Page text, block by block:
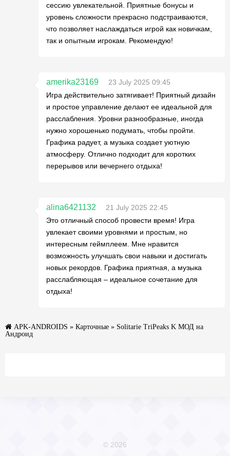
сессию увлекательной. Приятные бонусы и
уровень сложности прекрасно подстраиваются,
что позволяет наслаждаться игрой как новичкам,
так и опытным игрокам. Рекомендую!
amerika23169
23 July 2025 09:45
Игра действительно затягивает! Приятный дизайн
и простое управление делают ее идеальной для
расслабления. Уровни разнообразные, иногда
нужно хорошенько подумать, чтобы пройти.
Графика радует, а музыка создает уютную
атмосферу. Отлично подходит для коротких
перерывов или вечернего отдыха!
alina6421132
21 July 2025 22:45
Это отличный способ провести время! Игра
увлекает своими уровнями и простым, но
интересным геймплеем. Мне нравится
возможность улучшать свои навыки и достигать
новых рекордов. Графика приятная, а музыка
расслабляющая – идеальное сочетание для
отдыха!
APK-ANDROIDS » Карточные » Solitarie TriPeaks K МОД на
Андроид
© 2026